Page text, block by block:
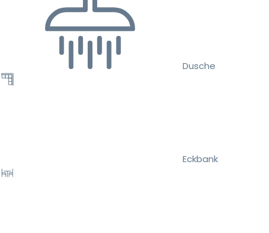
Dusche
Eckbank